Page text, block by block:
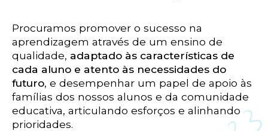
Procuramos promover o sucesso na
aprendizagem através de um ensino de
qualidade, adaptado às características de
cada aluno e atento às necessidades do
futuro, e desempenhar um papel de apoio às
famílias dos nossos alunos e da comunidade
educativa, articulando esforços e alinhando
prioridades.